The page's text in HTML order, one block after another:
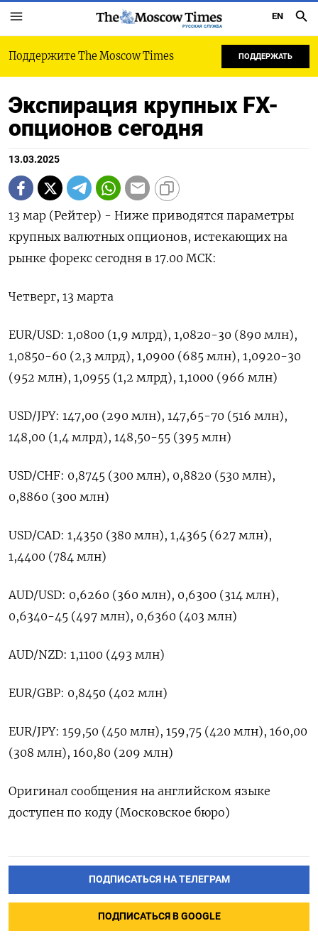
РУССКАЯ СЛУЖБА
EN
Поддержите The Moscow Times ПОДДЕРЖАТЬ
Экспирация крупных FX-
опционов сегодня
13.03.2025
13 мар (Рейтер) - Ниже приводятся параметры
крупных валютных опционов, истекающих на
рынке форекс сегодня в 17.00 МСК:
Четверг, 13 марта
EUR/USD: 1,0800 (1,9 млрд), 1,0820-30 (890 млн),
1,0850-60 (2,3 млрд), 1,0900 (685 млн), 1,0920-30
(952 млн), 1,0955 (1,2 млрд), 1,1000 (966 млн)
USD/JPY: 147,00 (290 млн), 147,65-70 (516 млн),
148,00 (1,4 млрд), 148,50-55 (395 млн)
USD/CHF: 0,8745 (300 млн), 0,8820 (530 млн),
0,8860 (300 млн)
USD/CAD: 1,4350 (380 млн), 1,4365 (627 млн),
1,4400 (784 млн)
AUD/USD: 0,6260 (360 млн), 0,6300 (314 млн),
0,6340-45 (497 млн), 0,6360 (403 млн)
AUD/NZD: 1,1100 (493 млн)
EUR/GBP: 0,8450 (402 млн)
EUR/JPY: 159,50 (450 млн), 159,75 (420 млн), 160,00
(308 млн), 160,80 (209 млн)
Оригинал сообщения на английском языке
доступен по коду (Московское бюро)
ПОДПИСАТЬСЯ НА ТЕЛЕГРАМ
ПОДПИСАТЬСЯ В GOOGLE